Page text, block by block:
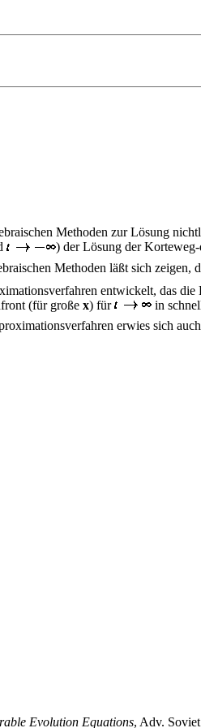
Methoden zur Lösung
) der Lösung der
Methoden läßt sich zeigen,
entwickelt, das
(für große x) für in
erwies sich
Evolution Equations, Adv.